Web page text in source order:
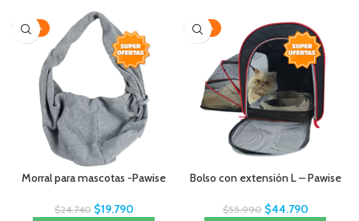
-20%
Morral para mascotas -Pawise
$24.740 $19.790
-20%
Bolso con extensión L – Pawise
$55.990 $44.790